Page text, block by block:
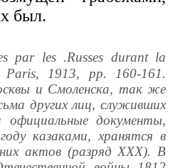
был.
par les .Russes durant la
Paris, 1913, pp. 160-161.
и Смоленска, так же
других лиц, служивших
документы,
казаками, хранятся в
актов (разряд XXX). В